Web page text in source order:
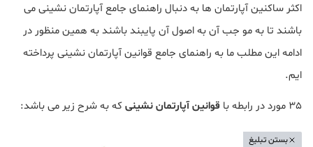
اکثر ساکنین آپارتمان ها به دنبال راهنمای جامع آپارتمان نشینی می
باشند تا به مو جب آن به اصول آن پایبند باشند به همین منظور در
ادامه این مطلب ما به راهنمای جامع قوانین آپارتمان نشینی پرداخته
ایم.
35 مورد در رابطه با قوانین آپارتمان نشینیکه به شرح زیر می باشد:
بستن تبلیغ